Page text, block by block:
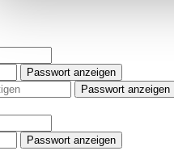
Website an unsere Partner
möglicherweise mit weiteren
der Dienste gesammelt
Passwort anzeigen
Passwort anzeigen
Passwort anzeigen